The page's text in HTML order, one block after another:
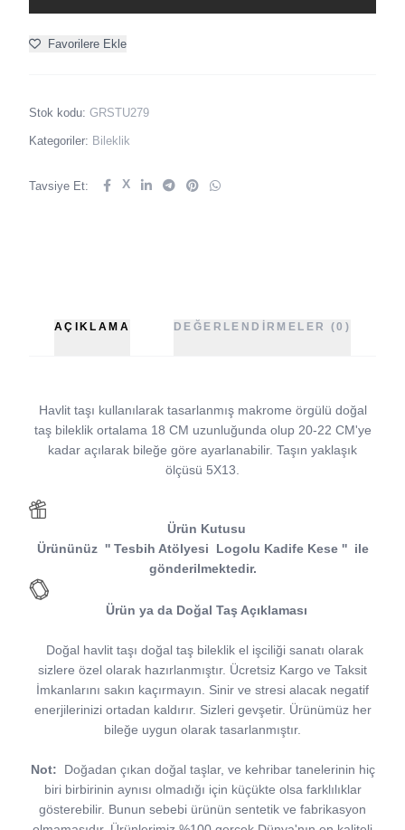
Favorilere Ekle
Stok kodu: GRSTU279
Kategoriler: Bileklik
Tavsiye Et: X
AÇIKLAMA DEĞERLENDIRMELER (0)
Havlit taşı kullanılarak tasarlanmış makrome örgülü doğal
taş bileklik ortalama 18 CM uzunluğunda olup 20-22 CM'ye
kadar açılarak bileğe göre ayarlanabilir. Taşın yaklaşık
ölçüsü 5X13.
Ürün Kutusu
Ürününüz '' Tesbih Atölyesi Logolu Kadife Kese '' ile
gönderilmektedir.
Ürün ya da Doğal Taş Açıklaması
Doğal havlit taşı doğal taş bileklik el işciliği sanatı olarak
sizlere özel olarak hazırlanmıştır. Ücretsiz Kargo ve Taksit
İmkanlarını sakın kaçırmayın. Sinir ve stresi alacak negatif
enerjilerinizi ortadan kaldırır. Sizleri gevşetir. Ürünümüz her
bileğe uygun olarak tasarlanmıştır.
Not:
Doğadan çıkan doğal taşlar, ve kehribar tanelerinin hiç
biri birbirinin aynısı olmadığı için küçükte olsa farklılıklar
gösterebilir. Bunun sebebi ürünün sentetik ve fabrikasyon